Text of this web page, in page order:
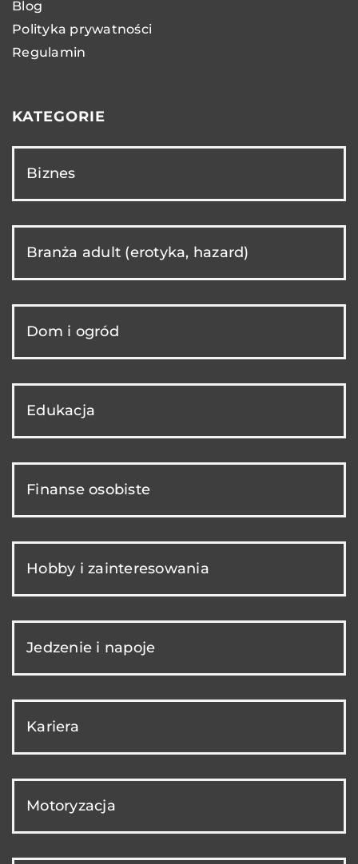
Blog
Polityka prywatności
Regulamin
KATEGORIE
Biznes
Branża adult (erotyka, hazard)
Dom i ogród
Edukacja
Finanse osobiste
Hobby i zainteresowania
Jedzenie i napoje
Kariera
Motoryzacja